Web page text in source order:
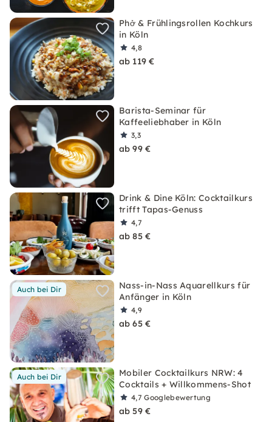
Phở & Frühlingsrollen Kochkurs
in Köln
4,8
ab 119 €
Barista-Seminar für
Kaffeeliebhaber in Köln
3,3
ab 99 €
Drink & Dine Köln: Cocktailkurs
trifft Tapas-Genuss
4,7
ab 85 €
Auch bei Dir
Nass-in-Nass Aquarellkurs für
Anfänger in Köln
4,9
ab 65 €
Auch bei Dir
Mobiler Cocktailkurs NRW: 4
Cocktails + Willkommens-Shot
4,7Googlebewertung
ab 59 €